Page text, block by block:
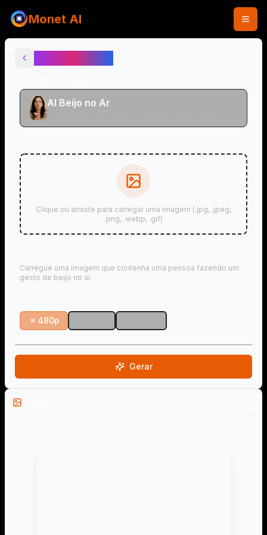
Monet AI
AI Beijo no Ar
Transforme suas fotos em vídeos mágicos de beijo
no ar e beijo voador
Clique ou arraste para carregar uma imagem (.jpg, .jpeg,
.png, .webp, .gif)
Carregue uma imagem que contenha uma pessoa fazendo um
gesto de beijo no ar.
480p
Gerar